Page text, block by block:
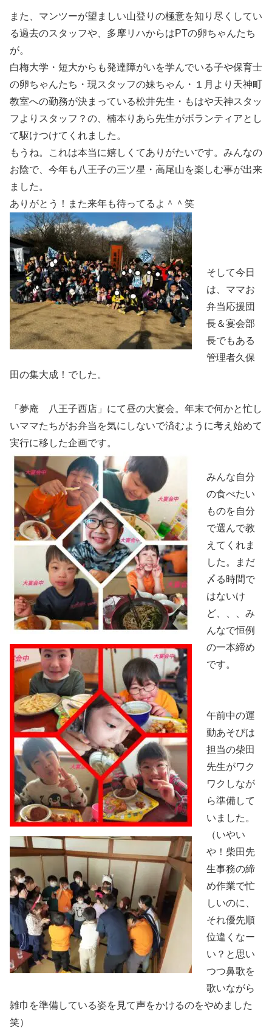
また、マンツーが望ましい山登りの極意を知り尽くしてい
る過去のスタッフや、多摩リハからはPTの卵ちゃんたち
が。
白梅大学・短大からも発達障がいを学んでいる子や保育士
の卵ちゃんたち・現スタッフの妹ちゃん・１月より天神町
教室への勤務が決まっている松井先生・もはや天神スタッ
フよりスタッフ？の、楠本りあら先生がボランティアとし
て駆けつけてくれました。
もうね。これは本当に嬉しくてありがたいです。みんなの
お陰で、今年も八王子の三ツ星・高尾山を楽しむ事が出来
ました。
ありがとう！また来年も待ってるよ＾＾笑
そして今日
は、ママお
弁当応援団
長＆宴会部
長でもある
管理者久保
田の集大成！でした。
「夢庵 八王子西店」にて昼の大宴会。年末で何かと忙し
いママたちがお弁当を気にしないで済むように考え始めて
実行に移した企画です。
みんな自分
の食べたい
ものを自分
で選んで教
えてくれま
した。まだ
〆る時間で
はないけ
ど、、、み
んなで恒例
の一本締め
です。
午前中の運
動あそびは
担当の柴田
先生がワク
ワクしなが
ら準備して
いました。
（いやい
や！柴田先
生事務の締
め作業で忙
しいのに、
それ優先順
位違くなー
い？と思い
つつ鼻歌を
歌いながら
雑巾を準備している姿を見て声をかけるのをやめました
笑）